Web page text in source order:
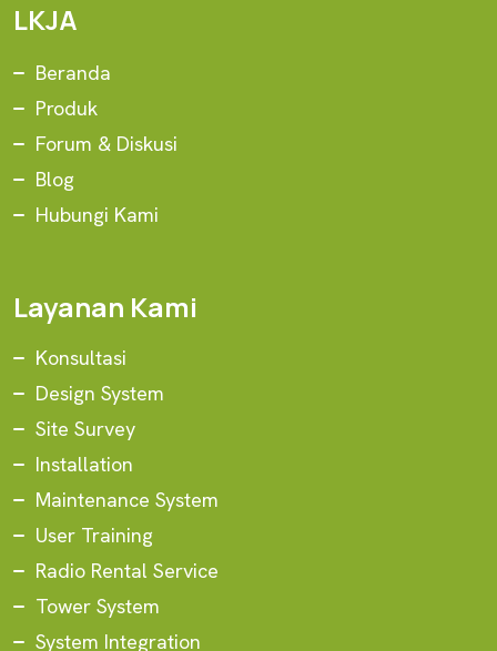
LKJA
Beranda
Produk
Forum & Diskusi
Blog
Hubungi Kami
Layanan Kami
Konsultasi
Design System
Site Survey
Installation
Maintenance System
User Training
Radio Rental Service
Tower System
System Integration